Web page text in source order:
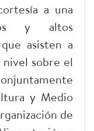
a una
y altos
asisten a
sobre el
y Medio
de